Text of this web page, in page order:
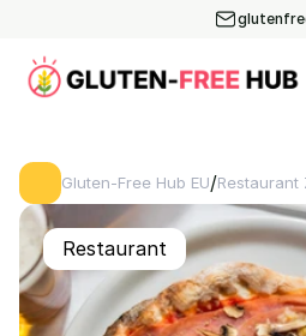
Gluten-Free Hub EU/Restaurant
Restaurant